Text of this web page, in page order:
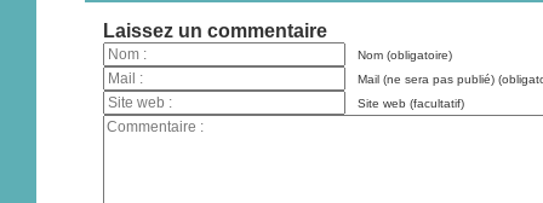
Laissez un commentaire
Nom (obligatoire)
Mail (ne sera pas publié)
Site web (facultatif)